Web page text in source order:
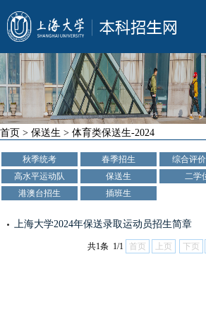
首页 > 保送生 > 体育类保送生-2024
秋季统考 春季招生 综合评
高水平运动队
保送生 二学
港澳台招生
插班生
上海大学2024年保送录取运动员招生简章
共1条 1/1 首页 上页 下页